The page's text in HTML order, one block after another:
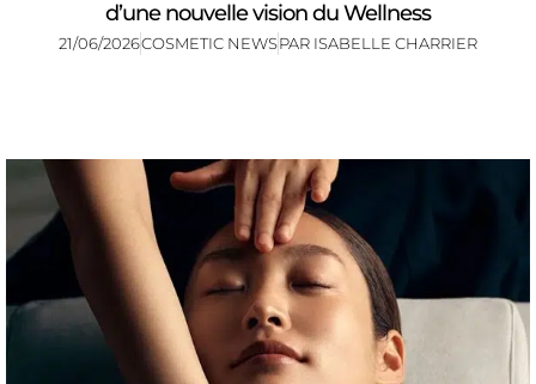
d’une nouvelle vision du Wellness
21/06/2026COSMETIC NEWSPAR ISABELLE CHARRIER